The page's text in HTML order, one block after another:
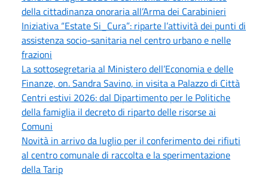
della cittadinanza onoraria all’Arma dei Carabinieri
Iniziativa “Estate Si_Cura”: riparte l’attività dei punti di
assistenza socio-sanitaria nel centro urbano e nelle
frazioni
La sottosegretaria al Ministero dell’Economia e delle
Finanze, on. Sandra Savino, in visita a Palazzo di Città
Centri estivi 2026: dal Dipartimento per le Politiche
della famiglia il decreto di riparto delle risorse ai
Comuni
Novità in arrivo da luglio per il conferimento dei rifiuti
al centro comunale di raccolta e la sperimentazione
della Tarip